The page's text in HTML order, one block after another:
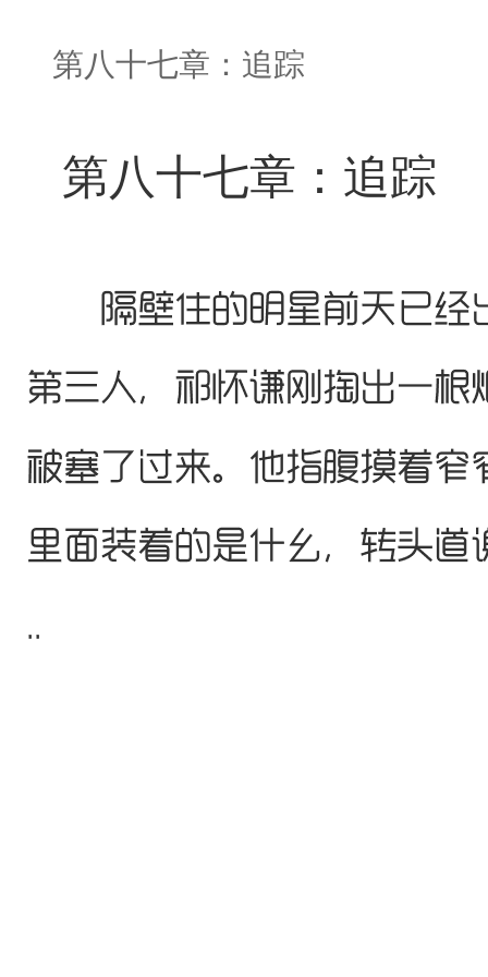
第八十七章：追踪
第八十七章：追踪